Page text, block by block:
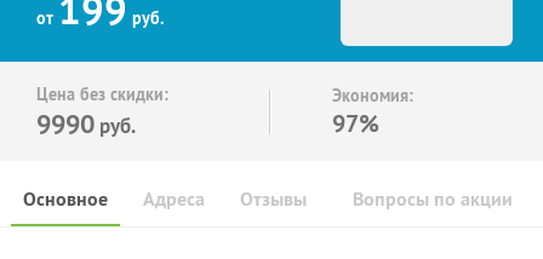
от руб.
Цена без скидки:
9990 руб.
Экономия:
97%
Основное Отзывы Вопросы по акции
Адреса